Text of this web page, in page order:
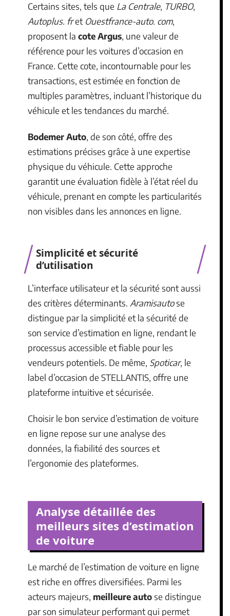
Certains sites, tels que La Centrale, TURBO,
Autoplus. fret Ouestfrance-auto. com,
proposent la cote Argus, une valeur de
référence pour les voitures d’occasion en
France. Cette cote, incontournable pour les
transactions, est estimée en fonction de
multiples paramètres, incluant l’historique du
véhicule et les tendances du marché.
Bodemer Auto, de son côté, offre des
estimations précises grâce à une expertise
physique du véhicule. Cette approche
garantit une évaluation fidèle à l’état réel du
véhicule, prenant en compte les particularités
non visibles dans les annonces en ligne.
Simplicité et sécurité
d’utilisation
L’interface utilisateur et la sécurité sont aussi
des critères déterminants. Aramisautose
distingue par la simplicité et la sécurité de
son service d’estimation en ligne, rendant le
processus accessible et fiable pour les
vendeurs potentiels. De même, Spoticar, le
label d’occasion de STELLANTIS, offre une
plateforme intuitive et sécurisée.
Choisir le bon service d’estimation de voiture
en ligne repose sur une analyse des
données, la fiabilité des sources et
l’ergonomie des plateformes.
Analyse détaillée des
meilleurs sites d’estimation
de voiture
Le marché de l’estimation de voiture en ligne
est riche en offres diversifiées. Parmi les
acteurs majeurs, meilleure autose distingue
par son simulateur performant qui permet